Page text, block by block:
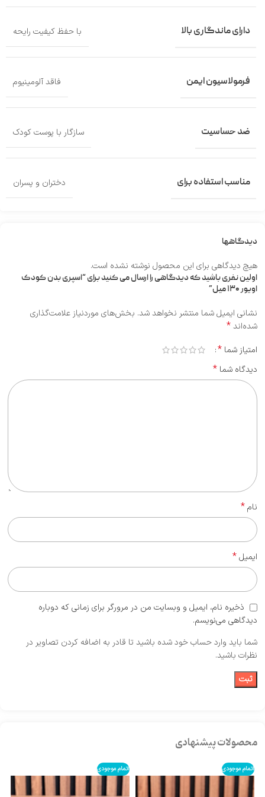
دارای ماندگاری بالا با حفظ کیفیت رایحه
فرمولاسیون ایمن فاقد آلومینیوم
ضد حساسیت سازگار با پوست کودک
مناسب استفاده برای دختران و پسران
دیدگاهها
هیچ دیدگاهی برای این محصول نوشته نشده است.
اولین نفری باشید که دیدگاهی را ارسال می کنید برای “اسپری بدن کودک
اویور ۱۳۰ میل”
نشانی ایمیل شما منتشر نخواهد شد. بخش‌های موردنیاز علامت‌گذاری
شده‌اند*
امتیاز شما *
دیدگاه شما *
نام*
ایمیل*
ذخیره نام، ایمیل و وبسایت من در مرورگر برای زمانی که دوباره
دیدگاهی می‌نویسم.
شما باید وارد حساب خود شده باشید تا قادر به اضافه کردن تصاویر در
نظرات باشید.
محصولات پیشنهادی
اتمام موجودی اتمام موجودی